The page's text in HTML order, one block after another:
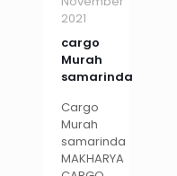
2021
cargo
Murah
samarinda
Cargo
Murah
samarinda
MAKHARYA